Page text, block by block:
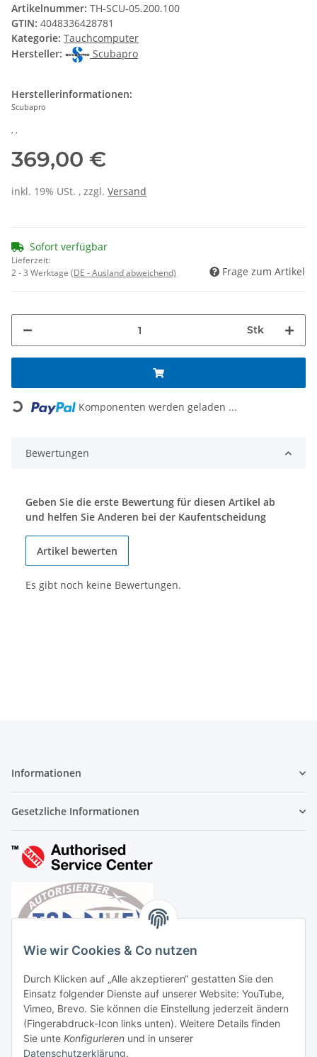
Artikelnummer: TH-SCU-05.200.100
GTIN: 4048336428781
Kategorie: Tauchcomputer
Hersteller:
Scubapro
Herstellerinformationen:
Scubapro
, ,
369,00 €
inkl. 19% USt. , zzgl. Versand
Sofort verfügbar
Lieferzeit:
2 - 3 Werktage (DE - Ausland abweichend) Frage zum Artikel
Stk
Loading... Komponenten werden geladen ...
Bewertungen
Geben Sie die erste Bewertung für diesen Artikel ab
und helfen Sie Anderen bei der Kaufentscheidung
Artikel bewerten
Es gibt noch keine Bewertungen.
Informationen
Gesetzliche Informationen
Wie wir Cookies & Co nutzen
Durch Klicken auf „Alle akzeptieren“ gestatten Sie den
Einsatz folgender Dienste auf unserer Website: YouTube,
Vimeo, Brevo. Sie können die Einstellung jederzeit ändern
(Fingerabdruck-Icon links unten). Weitere Details finden
Sie unte Konfigurieren und in unserer
Datenschutzerklärung.